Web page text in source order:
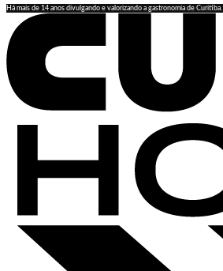
Há mais de 14 anos divulgando e valorizando a gastronomia de Curitiba.